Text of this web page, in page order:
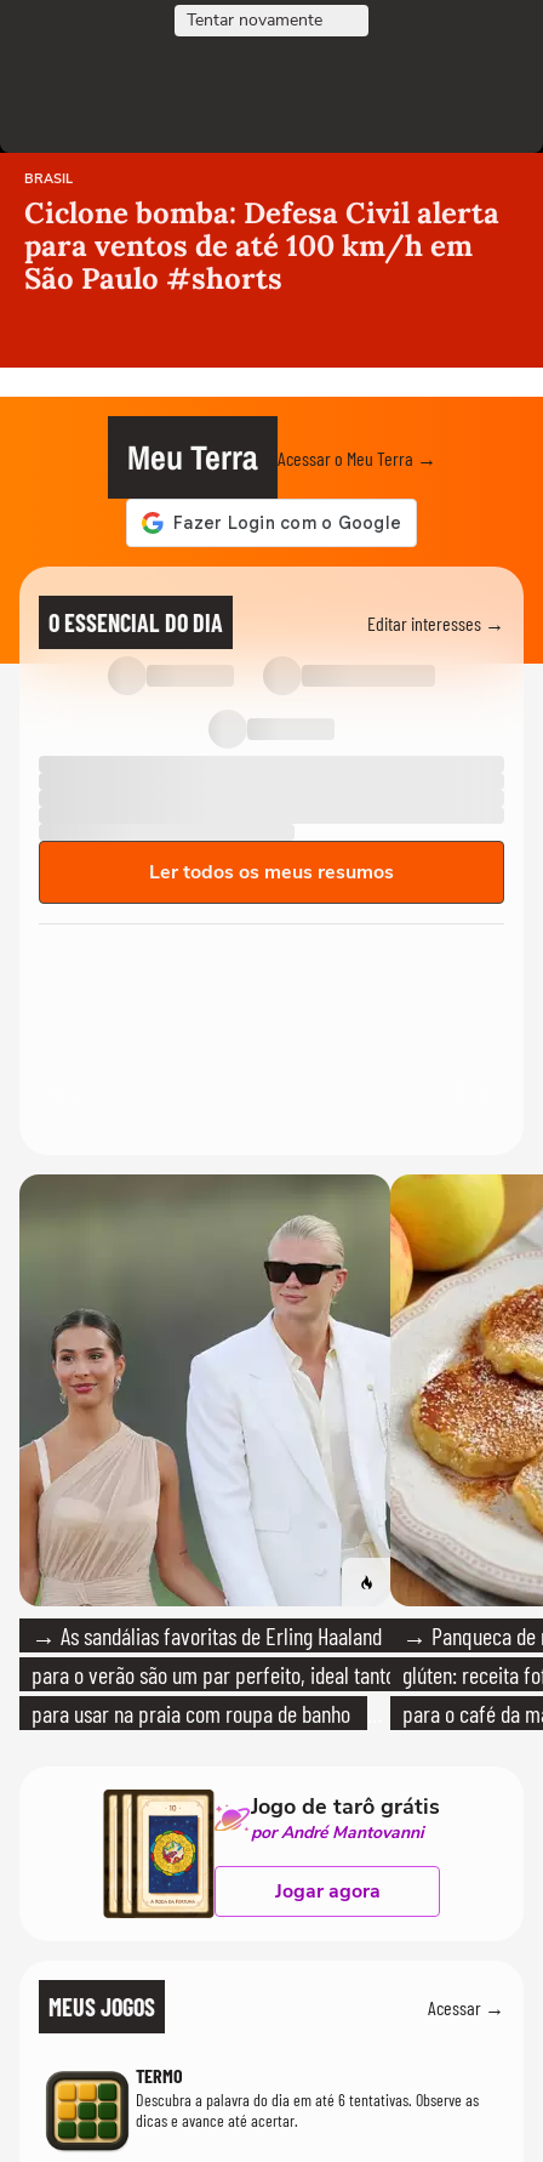
Tentar novamente
BRASIL
Ciclone bomba: Defesa Civil alerta
para ventos de até 100 km/h em
São Paulo #shorts
Meu Terra Acessar o Meu Terra →
O ESSENCIAL DO DIA Editar interesses →
Ler todos os meus resumos
→ As sandálias favoritas de Erling Haaland
para o verão são um par perfeito, ideal tanto
para usar na praia com roupa de banho
→ Panqueca de
glúten: receita
para o café da
Jogo de tarô grátis
por André Mantovanni
Jogar agora
MEUS JOGOS Acessar →
TERMO
Descubra a palavra do dia em até 6 tentativas. Observe as
dicas e avance até acertar.